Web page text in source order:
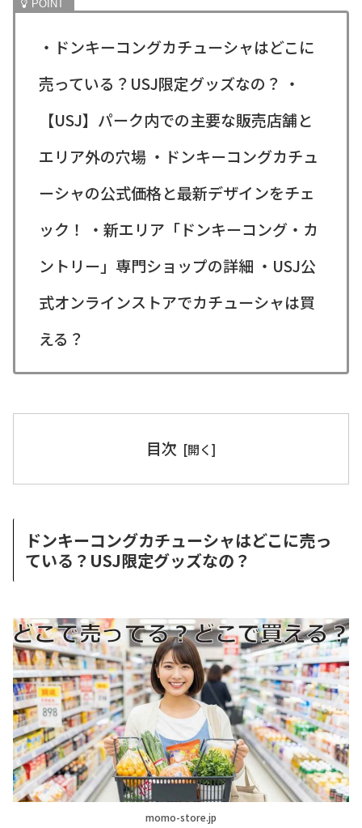
・ドンキーコングカチューシャはどこに
売っている？USJ限定グッズなの？ ・
【USJ】パーク内での主要な販売店舗と
エリア外の穴場 ・ドンキーコングカチュ
ーシャの公式価格と最新デザインをチェ
ック！ ・新エリア「ドンキーコング・カ
ントリー」専門ショップの詳細 ・USJ公
式オンラインストアでカチューシャは買
える？
目次
ドンキーコングカチューシャはどこに売っ
ている？USJ限定グッズなの？
momo-store.jp